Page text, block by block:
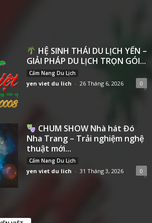
HỆ SINH THÁI DU LỊCH YẾN –
GIẢI PHÁP DU LỊCH TRỌN GÓI...
Cẩm Nang Du Lịch
yen viet du lich - 26 Tháng 6, 2026 0
CHUM SHOW Nhà hát Đó
Nha Trang – Trải nghiệm nghệ
thuật mới...
Cẩm Nang Du Lịch
yen viet du lich - 31 Tháng 3, 2026 0